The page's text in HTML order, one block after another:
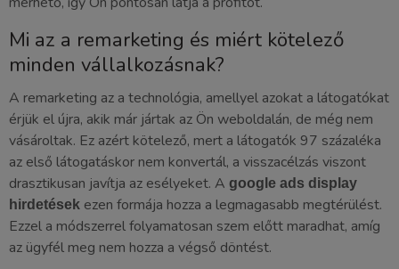
Mi az a remarketing és miért kötelező
minden vállalkozásnak?
A remarketing az a technológia, amellyel azokat a látogatókat
érjük el újra, akik már jártak az Ön weboldalán, de még nem
vásároltak. Ez azért kötelező, mert a látogatók 97 százaléka
az első látogatáskor nem konvertál, a visszacélzás viszont
drasztikusan javítja az esélyeket. A google ads display
hirdetések ezen formája hozza a legmagasabb megtérülést.
Ezzel a módszerrel folyamatosan szem előtt maradhat, amíg
az ügyfél meg nem hozza a végső döntést.